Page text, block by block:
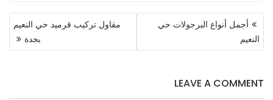
تصفّح
المقالات
أجمل أنواع البرجولات حي
النعيم
مقاول تركيب قرميد حي النعيم
بجدة
LEAVE A COMMENT